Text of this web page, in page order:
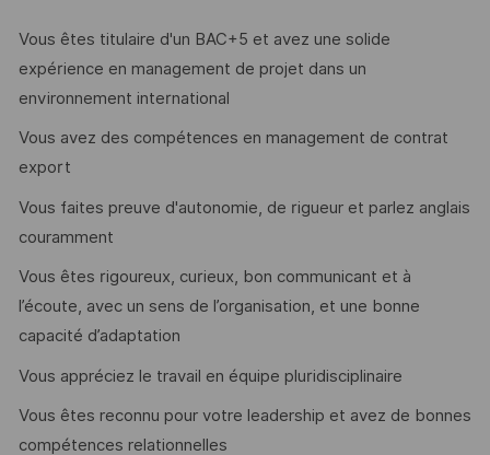
Vous êtes titulaire d'un BAC+5 et avez une solide
expérience en management de projet dans un
environnement international
Vous avez des compétences en management de contrat
export
Vous faites preuve d'autonomie, de rigueur et parlez anglais
couramment
Vous êtes rigoureux, curieux, bon communicant et à
l’écoute, avec un sens de l’organisation, et une bonne
capacité d’adaptation
Vous appréciez le travail en équipe pluridisciplinaire
Vous êtes reconnu pour votre leadership et avez de bonnes
compétences relationnelles